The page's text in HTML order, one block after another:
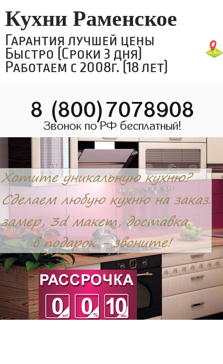
Кухни Раменское
Гарантия лучшей цены
Быстро (Сроки 3 дня)
Работаем с 2008г. (18 лет)
8 (800)7078908
Звонок по РФ бесплатный!